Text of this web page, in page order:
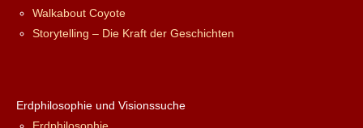
Walkabout Coyote
Storytelling – Die Kraft der Geschichten
Erdphilosophie und Visionssuche